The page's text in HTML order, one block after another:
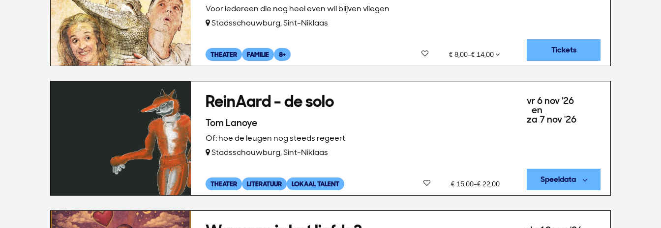
Voor iedereen die nog heel even wil blijven vliegen
Stadsschouwburg, Sint-Niklaas
THEATER FAMILIE 8+ € 8,00–€ 14,00 Tickets
ReinAard - de solo
Tom Lanoye
Of: hoe de leugen nog steeds regeert
Stadsschouwburg, Sint-Niklaas
THEATER LITERATUUR LOKAAL TALENT € 15,00–€ 22,00
vr 6 nov '26
en
za 7 nov '26
Speeldata